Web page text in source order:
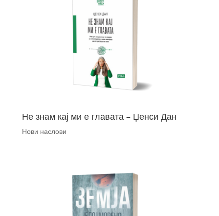
Не знам кај ми е главата – Џенси Дан
Нови наслови